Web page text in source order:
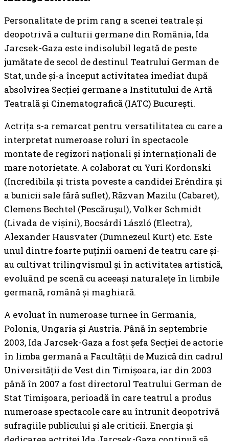
Personalitate de prim rang a scenei teatrale și
deopotrivă a culturii germane din România, Ida
Jarcsek-Gaza este indisolubil legată de peste
jumătate de secol de destinul Teatrului German de
Stat, unde și-a început activitatea imediat după
absolvirea Secţiei germane a Institutului de Artă
Teatrală şi Cinematografică (IATC) Bucureşti.
Actrița s-a remarcat pentru versatilitatea cu care a
interpretat numeroase roluri în spectacole
montate de regizori naționali și internaționali de
mare notorietate. A colaborat cu Yuri Kordonski
(Incredibila și trista poveste a candidei Eréndira și
a bunicii sale fără suflet), Răzvan Mazilu (Cabaret),
Clemens Bechtel (Pescărușul), Volker Schmidt
(Livada de vișini), Bocsárdi László (Electra),
Alexander Hausvater (Dumnezeul Kurt) etc. Este
unul dintre foarte puținii oameni de teatru care și-
au cultivat trilingvismul și în activitatea artistică,
evoluând pe scenă cu aceeași naturalețe în limbile
germană, română și maghiară.
A evoluat în numeroase turnee în Germania,
Polonia, Ungaria și Austria. Până în septembrie
2003, Ida Jarcsek-Gaza a fost şefa Secţiei de actorie
în limba germană a Facultăţii de Muzică din cadrul
Universității de Vest din Timişoara, iar din 2003
până în 2007 a fost directorul Teatrului German de
Stat Timişoara, perioadă în care teatrul a produs
numeroase spectacole care au întrunit deopotrivă
sufragiile publicului și ale criticii. Energia și